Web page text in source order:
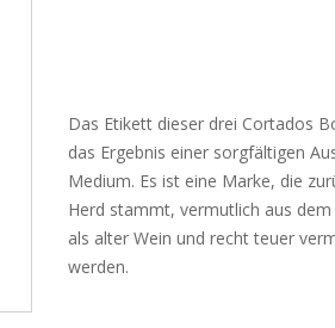
Das Etikett dieser drei Cortados
das Ergebnis einer sorgfältigen
Medium. Es ist eine Marke, die
Herd stammt, vermutlich aus
als alter Wein und recht teuer
werden.